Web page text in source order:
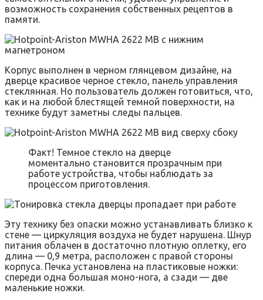
возможность сохранения собственных рецептов в
памяти.
Корпус выполнен в черном глянцевом дизайне, на
дверце красивое черное стекло, панель управления
стеклянная. Но пользователь должен готовиться, что,
как и на любой блестящей темной поверхности, на
технике будут заметны следы пальцев.
Факт! Темное стекло на дверце
моментально становится прозрачным при
работе устройства, чтобы наблюдать за
процессом приготовления.
Эту технику без опаски можно устанавливать близко к
стене — циркуляция воздуха не будет нарушена. Шнур
питания облачен в достаточно плотную оплетку, его
длина — 0,9 метра, расположен с правой стороны
корпуса. Печка установлена на пластиковые ножки:
спереди одна большая моно-нога, а сзади — две
маленькие ножки.